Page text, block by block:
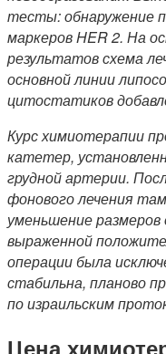
тесты: обнаружение
маркеровHER 2. На
результатов схема
основной линии
цитостатиков
Курс химиотерапии
катетер,
грудной артерии.
фонового лечения
уменьшение размеров
выраженной
операции была
стабильна, планово
по израильским
Цена